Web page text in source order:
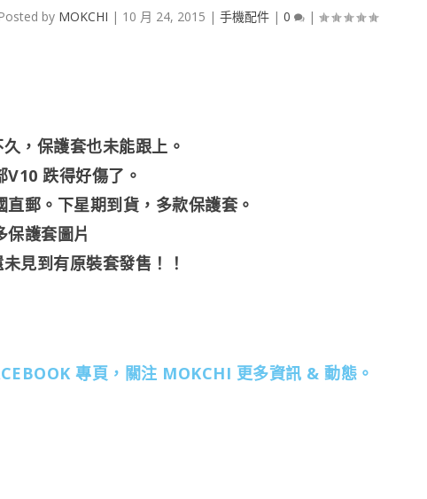
Posted by MOKCHI | 10 月 24, 2015 |手機配件 |0 |
，保護套也未能跟上。
跌得好傷了。
郵。下星期到貨，多款保護套。
保護套圖片
見到有原裝套發售！！
專頁 ，關注 MOKCHI 更多資訊 & 動態。